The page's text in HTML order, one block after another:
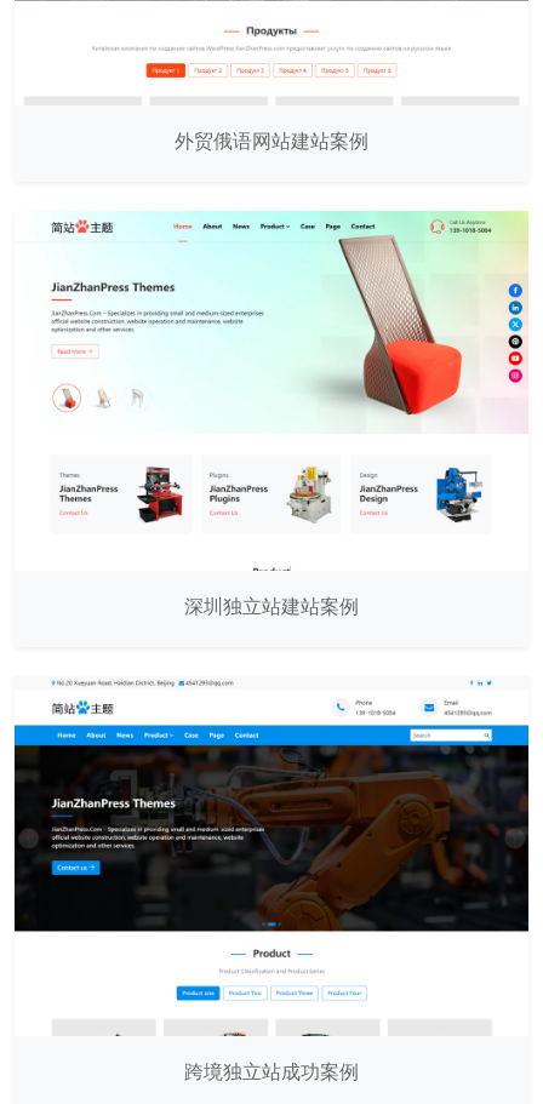
外贸俄语网站建站案例
深圳独立站建站案例
跨境独立站成功案例